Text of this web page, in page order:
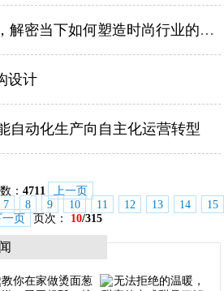
力克发布最新白皮书，解密当下如何塑造时尚行业的长期未来
设计
自动化生产向自主化运营转型
： 4711
上一页
7 8 9 10 11 12 13 14
15
一页
页次： 10/315